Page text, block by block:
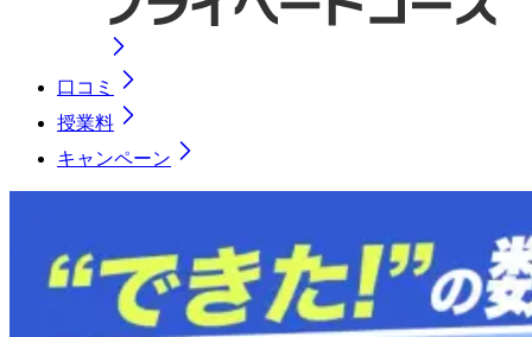
口コミ
授業料
キャンペーン